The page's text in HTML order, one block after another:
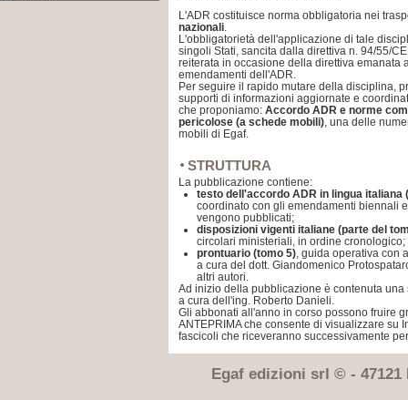
L'ADR costituisce norma obbligatoria nei
nazionali.
L'obbligatorietà dell'applicazione di tale
singoli Stati, sancita dalla direttiva n. 94/55/
reiterata in occasione della direttiva emanata
emendamenti dell'ADR.
Per seguire il rapido mutare della disciplina,
supporti di informazioni aggiornate e
che proponiamo: Accordo ADR e norme
pericolose (a schede mobili), una delle
mobili di Egaf.
STRUTTURA
La pubblicazione contiene:
testo dell'accordo ADR in lingua italiana
coordinato con gli emendamenti biennali
vengono pubblicati;
disposizioni vigenti italiane (parte del
circolari ministeriali, in ordine cronologico;
prontuario (tomo 5), guida operativa con
a cura del dott. Giandomenico
altri autori.
Ad inizio della pubblicazione è contenuta
a cura dell'ing. Roberto Danieli.
Gli abbonati all'anno in corso possono fruire
ANTEPRIMA che consente di visualizzare su
fascicoli che riceveranno successivamente
Egaf edizioni srl © - 47121